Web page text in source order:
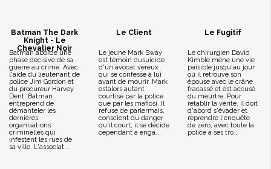
Batman The Dark
Knight - Le
Chevalier Noir
Batman aborde une
phase décisive de sa
guerre au crime. Avec
l'aide du lieutenant de
police Jim Gordon et
du procureur Harvey
Dent, Batman
entreprend de
démanteler les
dernières
organisations
criminelles qui
infestent les rues de
sa ville. L'associat...
Le Client
Le jeune Mark Sway
est témoin dusuicide
d'un avocat véreux
qui se confesse à lui
avant de mourir. Mark
estalors autant
courtisé par la police
que par les mafiosi. Il
refuse de parlermais,
conscient du danger
qu'il court, il se décide
cependant à enga...
Le Fugitif
Le chirurgien David
Kimble mène une vie
paisible jusqu'au jour
où il retrouve son
épouse avec le crâne
fracassé et est accusé
du meurtre. Pour
rétablir la vérité, il doit
d'abord s'évader et
reprendre l'enquête
de zéro, avec toute la
police à ses tro...